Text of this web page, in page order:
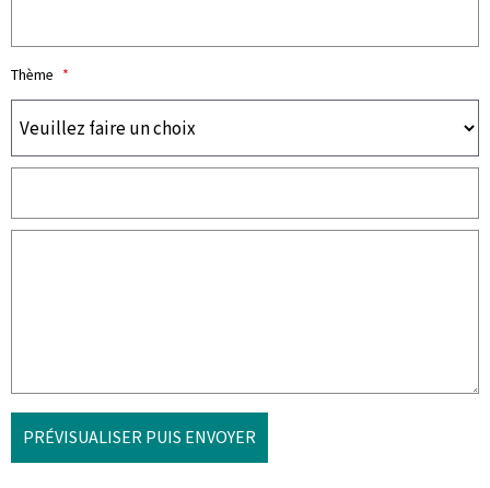
Thème *
PRÉVISUALISER PUIS ENVOYER